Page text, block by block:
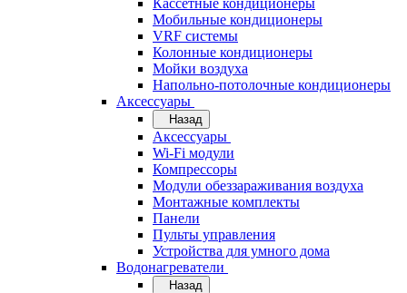
Кассетные кондиционеры
Мобильные кондиционеры
VRF системы
Колонные кондиционеры
Мойки воздуха
Напольно-потолочные кондиционеры
Аксессуары
Назад
Аксессуары
Wi-Fi модули
Компрессоры
Модули обеззараживания воздуха
Монтажные комплекты
Панели
Пульты управления
Устройства для умного дома
Водонагреватели
Назад